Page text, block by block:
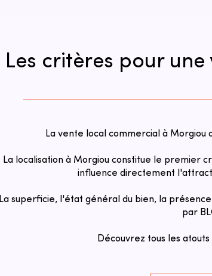
Les critères pour
La vente local commercial à Morgiou
La localisation à Morgiou constitue le premier
influence directement
La superficie, l'état général du bien, la
par
Découvrez tous les